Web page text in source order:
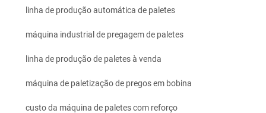
linha de produção automática de paletes
máquina industrial de pregagem de paletes
linha de produção de paletes à venda
máquina de paletização de pregos em bobina
custo da máquina de paletes com reforço